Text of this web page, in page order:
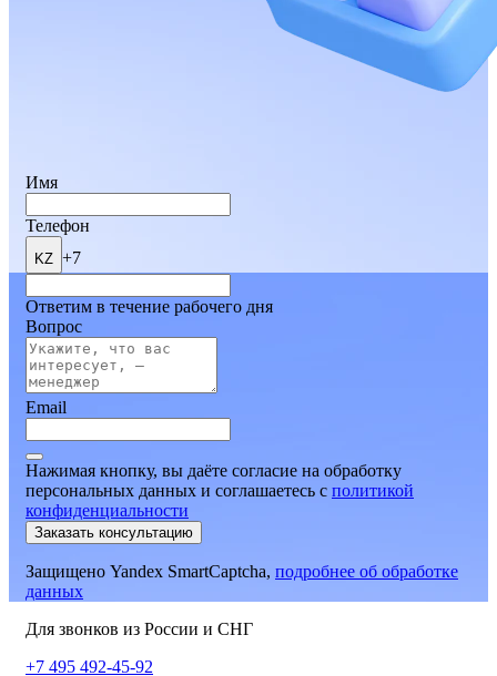
Имя
Телефон
KZ +7
Ответим в течение рабочего дня
Вопрос
Email
Нажимая кнопку, вы даёте согласие на обработку
персональных данных и соглашаетесь c политикой
конфиденциальности
Заказать консультацию
Защищено Yandex SmartCaptcha, подробнее об обработке
данных
Для звонков из России и СНГ
+7 495 492-45-92